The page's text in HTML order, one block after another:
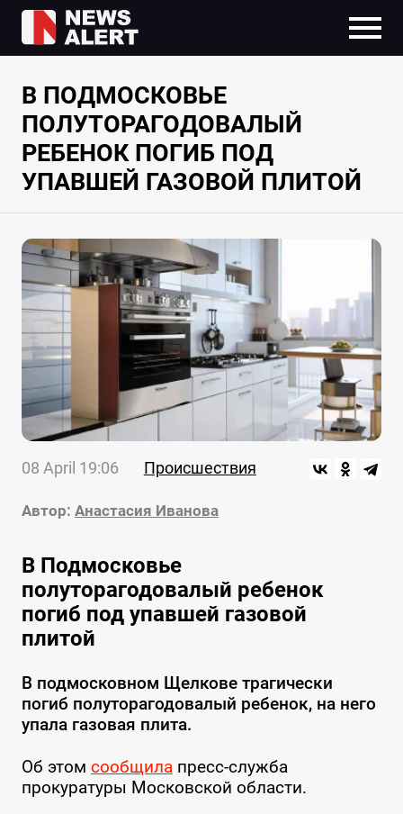
В ПОДМОСКОВЬЕ
ПОЛУТОРАГОДОВАЛЫЙ
РЕБЕНОК ПОГИБ ПОД
УПАВШЕЙ ГАЗОВОЙ ПЛИТОЙ
08 April 19:06 Происшествия
Автор: Анастасия Иванова
В Подмосковье
полуторагодовалый ребенок
погиб под упавшей газовой
плитой
В подмосковном Щелкове трагически
погиб полуторагодовалый ребенок, на него
упала газовая плита.
Об этом сообщилапресс-служба
прокуратуры Московской области.